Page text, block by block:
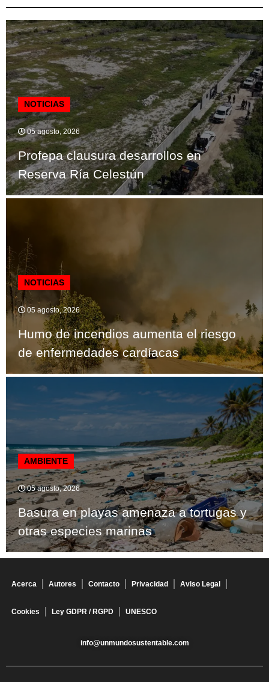
NOTICIAS
05 agosto, 2026
Profepa clausura desarrollos en
Reserva Ría Celestún
NOTICIAS
05 agosto, 2026
Humo de incendios aumenta el riesgo
de enfermedades cardíacas
AMBIENTE
05 agosto, 2026
Basura en playas amenaza a tortugas y
otras especies marinas
Acerca Autores Contacto Privacidad Aviso Legal
Cookies Ley GDPR / RGPD UNESCO
info@unmundosustentable.com